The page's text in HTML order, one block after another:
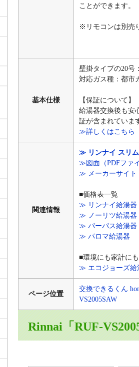
ことができます。
※リモコンは別売
基本仕様
壁掛タイプの20号
対応ガス種：都市
【保証について】
給湯器交換後も安
証が含まれていま
≫詳しくはこちら
関連情報
≫ リンナイ スリ
≫図面（PDFファイ
≫ メーカーサイト
■価格表一覧
≫ リンナイ給湯
≫ ノーリツ給湯
≫ パーパス給湯
≫ パロマ給湯器
■環境にも家計に
≫ エコジョーズ給
ページ位置
交換できるくん
VS2005SAW
Rinnai「RUF-